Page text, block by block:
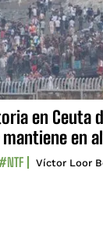
en Ceuta
en
Víctor Loor